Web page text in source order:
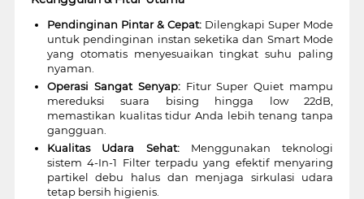
Pendinginan Pintar & Cepat: Dilengkapi Super Mode
untuk pendinginan instan seketika dan Smart Mode
yang otomatis menyesuaikan tingkat suhu paling
nyaman.
Operasi Sangat Senyap:Fitur Super Quiet mampu
mereduksi suara bising hingga low 22dB,
memastikan kualitas tidur Anda lebih tenang tanpa
gangguan.
Kualitas Udara Sehat:Menggunakan teknologi
sistem 4-In-1 Filter terpadu yang efektif menyaring
partikel debu halus dan menjaga sirkulasi udara
tetap bersih higienis.